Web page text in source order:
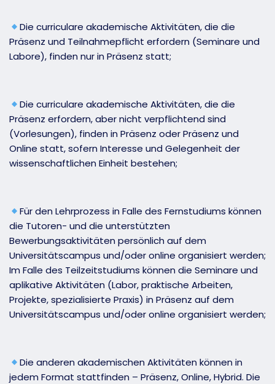
Die curriculare akademische Aktivitäten, die die
Präsenz und Teilnahmepflicht erfordern (Seminare und
Labore), finden nur in Präsenz statt;
Die curriculare akademische Aktivitäten, die die
Präsenz erfordern, aber nicht verpflichtend sind
(Vorlesungen), finden in Präsenz oder Präsenz und
Online statt, sofern Interesse und Gelegenheit der
wissenschaftlichen Einheit bestehen;
Für den Lehrprozess in Falle des Fernstudiums können
die Tutoren- und die unterstützten
Bewerbungsaktivitäten persönlich auf dem
Universitätscampus und/oder online organisiert werden;
Im Falle des Teilzeitstudiums können die Seminare und
aplikative Aktivitäten (Labor, praktische Arbeiten,
Projekte, spezialisierte Praxis) in Präsenz auf dem
Universitätscampus und/oder online organisiert werden;
Die anderen akademischen Aktivitäten können in
jedem Format stattfinden – Präsenz, Online, Hybrid. Die